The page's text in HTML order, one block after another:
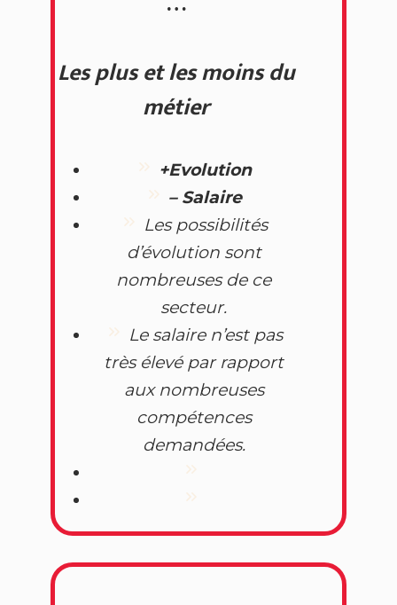
Les plus et les moins du
métier
+Evolution
– Salaire
Les possibilités
d’évolution sont
nombreuses de ce
secteur.
Le salaire n’est pas
très élevé par rapport
aux nombreuses
compétences
demandées.